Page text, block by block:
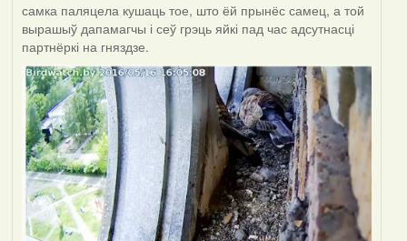
самка паляцела кушаць тое, што ёй прынёс самец, а той
вырашыў дапамагчы і сеў грэць яйкі пад час адсутнасці
партнёркі на гняздзе.